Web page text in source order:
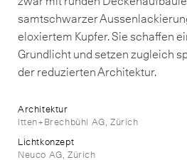
samtschwarzer
eloxiertem Kupfer. Sie schaffen
Grundlicht und setzen zugleich
der reduzierten Architektur.
Architektur
Itten+Brechbühl AG, Zürich
Lichtkonzept
Neuco AG, Zürich